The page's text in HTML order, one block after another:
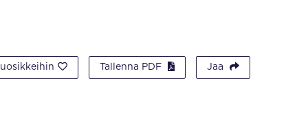
Tallenna PDF Jaa